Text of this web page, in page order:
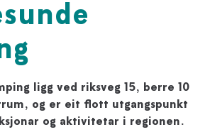
ligg ved riksveg 15, berre 10
og er eit flott utgangspunkt
og aktivitetar i regionen.